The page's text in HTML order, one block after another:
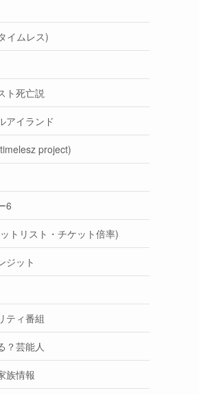
イムレス)
ト死亡説
アイランド
project)
6
トリスト・チケット倍率)
ジット
ティ番組
？芸能人
族情報